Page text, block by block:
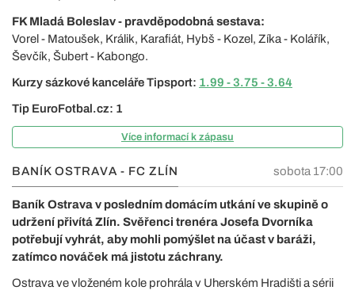
FK Mladá Boleslav - pravděpodobná sestava:
Vorel - Matoušek, Králik, Karafiát, Hybš - Kozel, Zíka - Kolářík,
Ševčík, Šubert - Kabongo.
Kurzy sázkové kanceláře Tipsport: 1.99 - 3.75 - 3.64
Tip EuroFotbal.cz: 1
Více informací k zápasu
BANÍK OSTRAVA - FC ZLÍN sobota 17:00
Baník Ostrava v posledním domácím utkání ve skupině o
udržení přivítá Zlín. Svěřenci trenéra Josefa Dvorníka
potřebují vyhrát, aby mohli pomýšlet na účast v baráži,
zatímco nováček má jistotu záchrany.
Ostrava ve vloženém kole prohrála v Uherském Hradišti a sérii